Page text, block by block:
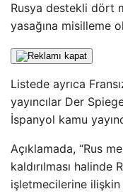
Rusya destekli dört
yasağına misilleme
Listede ayrıca
yayıncılar Der
İspanyol kamu
Açıklamada, “Rus
kaldırılması halinde
işletmecilerine ilişkin